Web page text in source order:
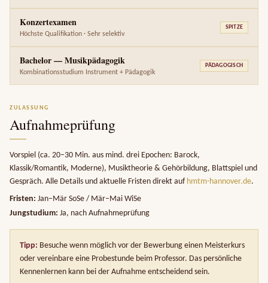
Konzertexamen
Höchste Qualifikation · Sehr selektiv
SPITZE
Bachelor — Musikpädagogik
Kombinationsstudium Instrument + Pädagogik
PÄDAGOGISCH
ZULASSUNG
Aufnahmeprüfung
Vorspiel (ca. 20–30 Min. aus mind. drei Epochen: Barock,
Klassik/Romantik, Moderne), Musiktheorie & Gehörbildung, Blattspiel und
Gespräch. Alle Details und aktuelle Fristen direkt auf hmtm-hannover.de.
Fristen: Jan–Mär SoSe / Mär–Mai WiSe
Jungstudium: Ja, nach Aufnahmeprüfung
Tipp: Besuche wenn möglich vor der Bewerbung einen Meisterkurs
oder vereinbare eine Probestunde beim Professor. Das persönliche
Kennenlernen kann bei der Aufnahme entscheidend sein.